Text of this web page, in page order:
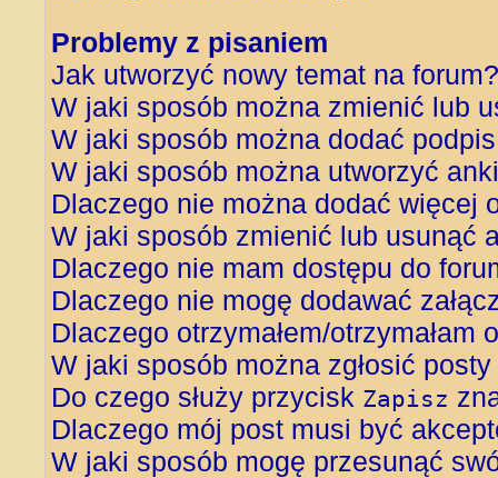
Problemy z pisaniem
Jak utworzyć nowy temat na forum?
W jaki sposób można zmienić lub
W jaki sposób można dodać
W jaki sposób można utworzyć
Dlaczego nie można dodać więcej
W jaki sposób zmienić lub usunąć
Dlaczego nie mam dostępu do
Dlaczego nie mogę dodawać
Dlaczego otrzymałem/otrzymałam
W jaki sposób można zgłosić
Do czego służy przycisk Zapisz
Dlaczego mój post musi być
W jaki sposób mogę przesunąć